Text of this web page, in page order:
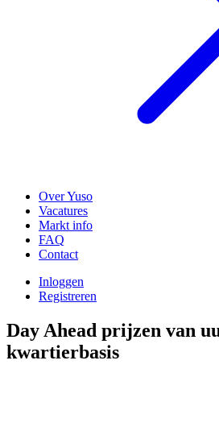
Over Yuso
Vacatures
Markt info
FAQ
Contact
Inloggen
Registreren
Day Ahead prijzen van
kwartierbasis